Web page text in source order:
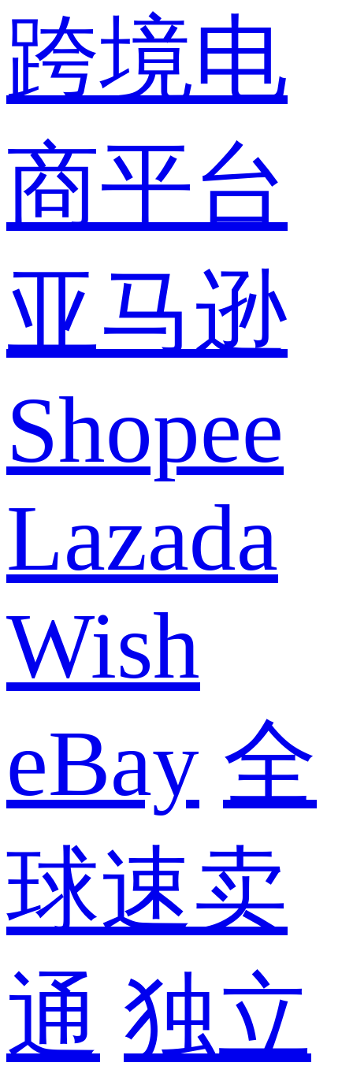
跨境电
商平台
亚马逊
Shopee
Lazada
Wish
eBay 全
球速卖
通 独立